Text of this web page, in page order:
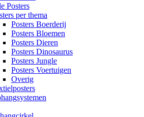
Posters
per thema
Posters Boerderij
Posters Bloemen
Posters Dieren
Posters Dinosaurus
Posters Jungle
Posters Voertuigen
Overig